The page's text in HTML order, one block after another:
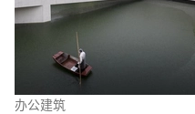
办公建筑